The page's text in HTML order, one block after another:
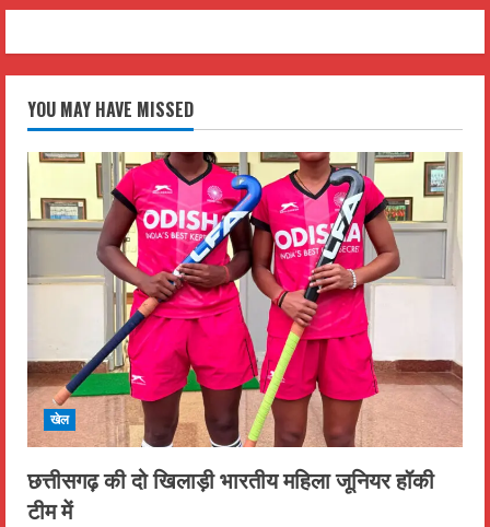
YOU MAY HAVE MISSED
खेल
छत्तीसगढ़ की दो खिलाड़ी भारतीय महिला जूनियर हॉकी
टीम में